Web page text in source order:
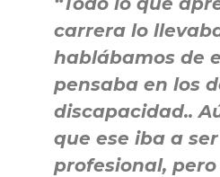
carrera lo
hablábamos de
pensaba en los
discapacidad..
que ese iba a
profesional,